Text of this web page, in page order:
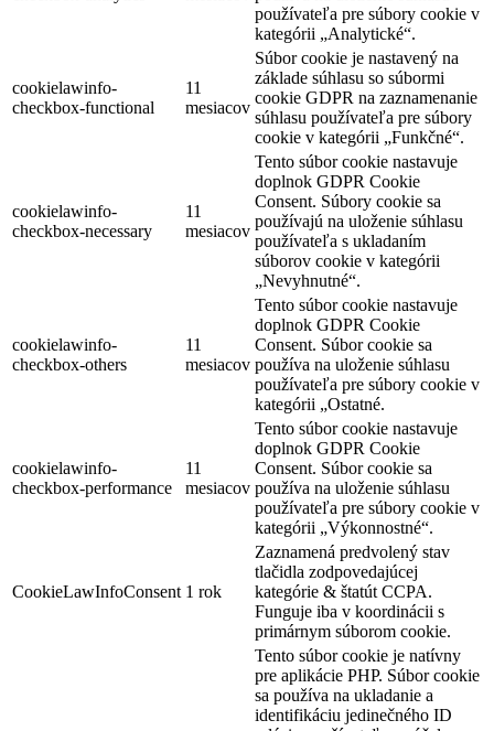
používateľa pre súbory cookie v
kategórii „Analytické“.
cookielawinfo-
checkbox-functional
11
mesiacov
Súbor cookie je nastavený na
základe súhlasu so súbormi
cookie GDPR na zaznamenanie
súhlasu používateľa pre súbory
cookie v kategórii „Funkčné“.
cookielawinfo-
checkbox-necessary
11
mesiacov
Tento súbor cookie nastavuje
doplnok GDPR Cookie
Consent. Súbory cookie sa
používajú na uloženie súhlasu
používateľa s ukladaním
súborov cookie v kategórii
„Nevyhnutné“.
cookielawinfo-
checkbox-others
11
mesiacov
Tento súbor cookie nastavuje
doplnok GDPR Cookie
Consent. Súbor cookie sa
používa na uloženie súhlasu
používateľa pre súbory cookie v
kategórii „Ostatné.
cookielawinfo-
checkbox-performance
11
mesiacov
Tento súbor cookie nastavuje
doplnok GDPR Cookie
Consent. Súbor cookie sa
používa na uloženie súhlasu
používateľa pre súbory cookie v
kategórii „Výkonnostné“.
CookieLawInfoConsent 1 rok
Zaznamená predvolený stav
tlačidla zodpovedajúcej
kategórie & štatút CCPA.
Funguje iba v koordinácii s
primárnym súborom cookie.
Tento súbor cookie je natívny
pre aplikácie PHP. Súbor cookie
sa používa na ukladanie a
identifikáciu jedinečného ID